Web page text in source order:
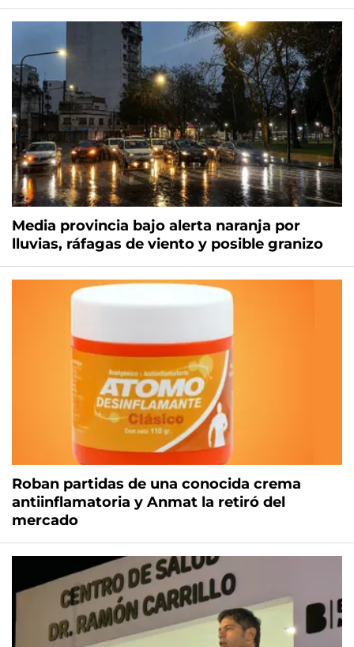
Media provincia bajo alerta naranja por
lluvias, ráfagas de viento y posible granizo
Roban partidas de una conocida crema
antiinflamatoria y Anmat la retiró del
mercado